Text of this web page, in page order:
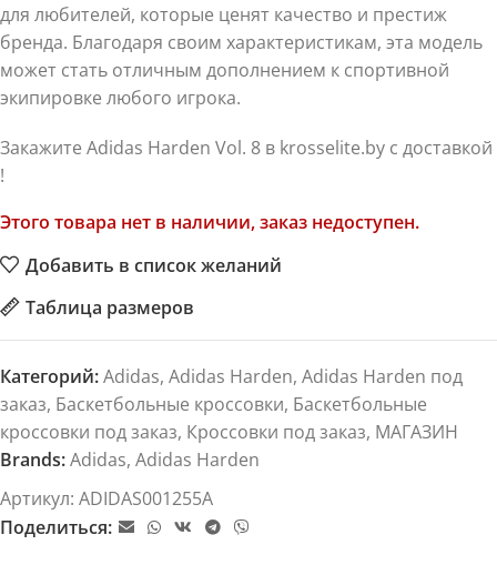
для любителей, которые ценят качество и престиж
бренда. Благодаря своим характеристикам, эта модель
может стать отличным дополнением к спортивной
экипировке любого игрока.
Закажите Adidas Harden Vol. 8 в krosselite.by с доставкой
!
Этого товара нет в наличии, заказ недоступен.
Добавить в список желаний
Таблица размеров
Категорий:Adidas, Adidas Harden, Adidas Harden под
заказ, Баскетбольные кроссовки, Баскетбольные
кроссовки под заказ, Кроссовки под заказ, МАГАЗИН
Brands:Adidas, Adidas Harden
Артикул: ADIDAS001255A
Поделиться: